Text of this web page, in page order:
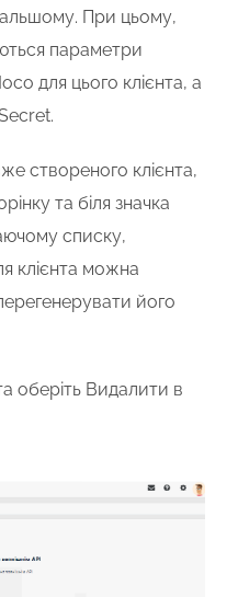
При цьому,
параметри
для цього клієнта, а
.
створеного клієнта,
та біля значка
списку,
клієнта можна
його
оберіть Видалити в